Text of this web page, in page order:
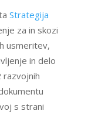
Strategija
za in skozi
usmeritev,
in delo
s strani